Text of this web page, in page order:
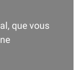
que vous